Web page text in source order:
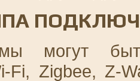
могут
Fi, Zigbee, Z-